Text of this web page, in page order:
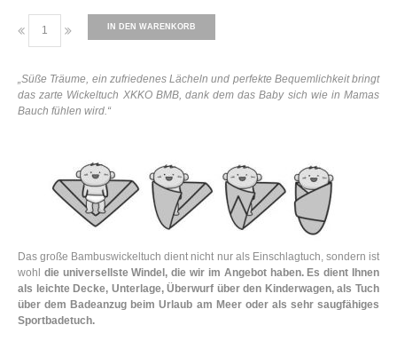
IN DEN WARENKORB
„Süße Träume, ein zufriedenes Lächeln und perfekte Bequemlichkeit bringt
das zarte Wickeltuch XKKO BMB, dank dem das Baby sich wie in Mamas
Bauch fühlen wird.“
Das große Bambuswickeltuch dient nicht nur als Einschlagtuch, sondern ist
wohl die universellste Windel, die wir im Angebot haben. Es dient Ihnen
als leichte Decke, Unterlage, Überwurf über den Kinderwagen, als Tuch
über dem Badeanzug beim Urlaub am Meer oder als sehr saugfähiges
Sportbadetuch.